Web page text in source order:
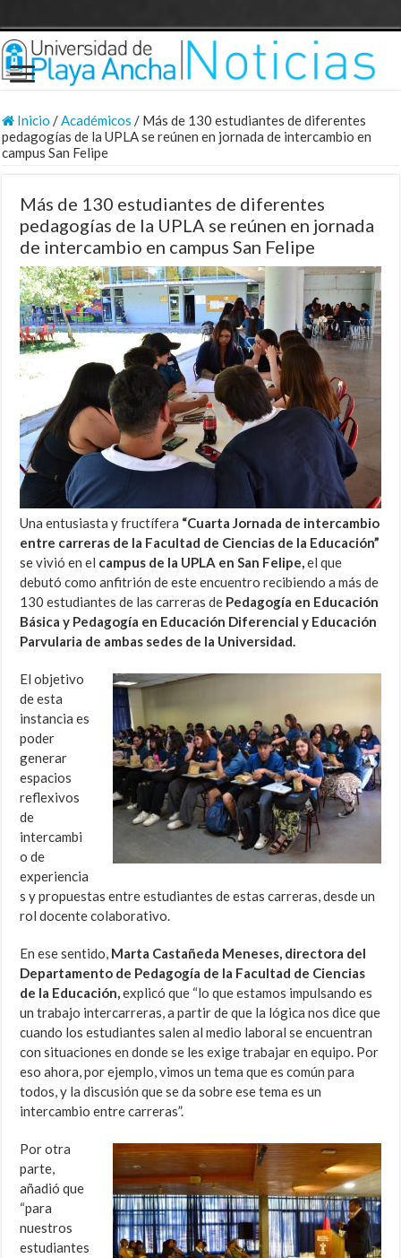
Inicio /Académicos / Más de 130 estudiantes de diferentes
pedagogías de la UPLA se reúnen en jornada de intercambio en
campus San Felipe
Más de 130 estudiantes de diferentes
pedagogías de la UPLA se reúnen en jornada
de intercambio en campus San Felipe
Una entusiasta y fructífera “Cuarta Jornada de intercambio
entre carreras de la Facultad de Ciencias de la Educación”
se vivió en el campus de la UPLA en San Felipe,el que
debutó como anfitrión de este encuentro recibiendo a más de
130 estudiantes de las carreras de Pedagogía en Educación
Básica y Pedagogía en Educación Diferencial y Educación
Parvularia de ambas sedes de la Universidad.
El objetivo
de esta
instancia es
poder
generar
espacios
reflexivos
de
intercambi
o de
experiencia
s y propuestas entre estudiantes de estas carreras, desde un
rol docente colaborativo.
En ese sentido, Marta Castañeda Meneses, directora del
Departamento de Pedagogía de la Facultad de Ciencias
de la Educación,explicó que “lo que estamos impulsando es
un trabajo intercarreras, a partir de que la lógica nos dice que
cuando los estudiantes salen al medio laboral se encuentran
con situaciones en donde se les exige trabajar en equipo. Por
eso ahora, por ejemplo, vimos un tema que es común para
todos, y la discusión que se da sobre ese tema es un
intercambio entre carreras”.
Por otra
parte,
añadió que
“para
nuestros
estudiantes